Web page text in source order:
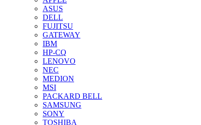
ASUS
DELL
FUJITSU
GATEWAY
IBM
HP-CQ
LENOVO
NEC
MEDION
MSI
PACKARD BELL
SAMSUNG
SONY
TOSHIBA